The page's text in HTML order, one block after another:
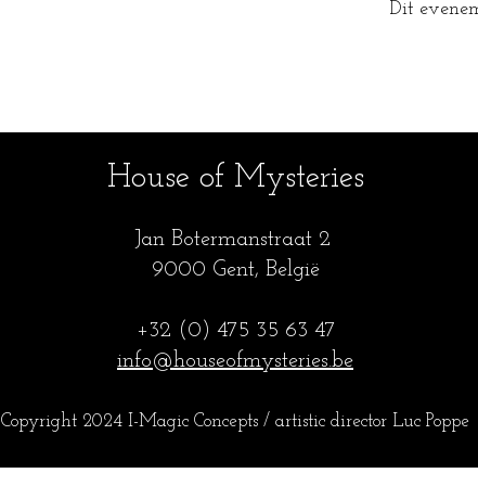
Dit
House of Mysteries
Jan Botermanstraat 2
9000 Gent, België
+32 (0) 475 35 63 47
info@houseofmysteries.be
Copyright 2024 I-Magic Concepts / artistic director Luc Poppe